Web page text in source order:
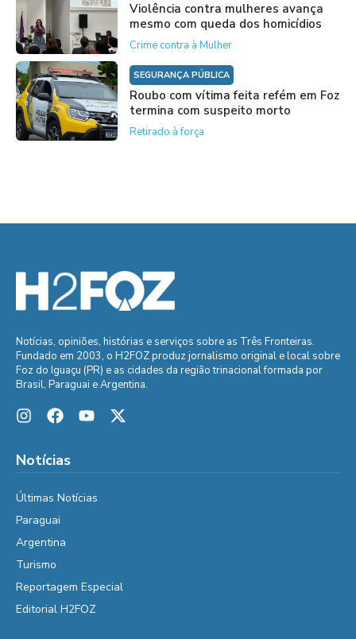
Violência contra mulheres avança
mesmo com queda dos homicídios
Crime contra à Mulher
SEGURANÇA PÚBLICA
Roubo com vítima feita refém em Foz
termina com suspeito morto
Retirado à força
Notícias, opiniões, histórias e serviços sobre as Três Fronteiras.
Fundado em 2003, o H2FOZ produz jornalismo original e local sobre
Foz do Iguaçu (PR) e as cidades da região trinacional formada por
Brasil, Paraguai e Argentina.
Notícias
Últimas Notícias
Paraguai
Argentina
Turismo
Reportagem Especial
Editorial H2FOZ